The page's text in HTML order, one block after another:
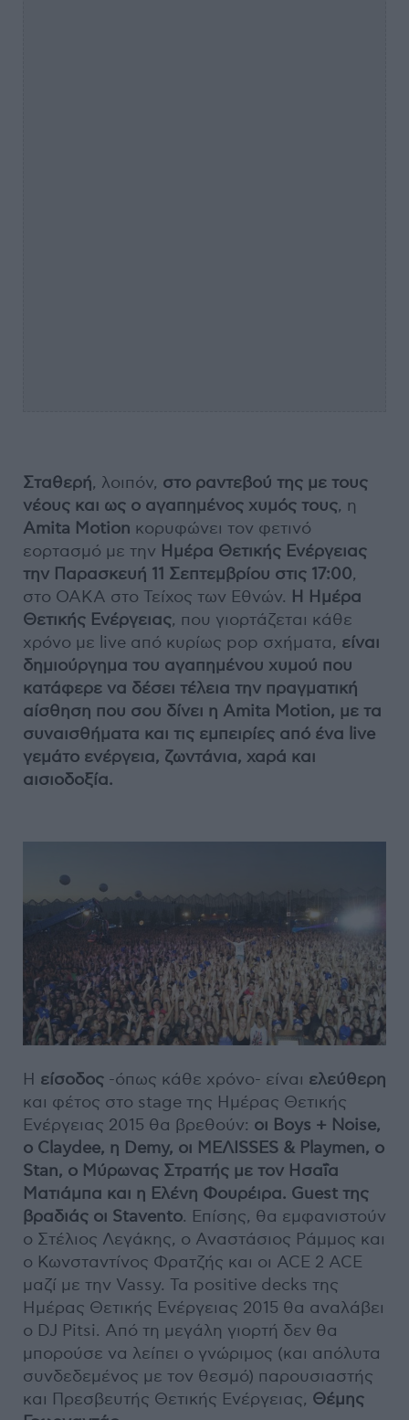
Σταθερή, λοιπόν, στο ραντεβού της με τους
νέους και ως ο αγαπημένος χυμός τους, η
Amita Motion κορυφώνει τον φετινό
εορτασμό με την Ημέρα Θετικής Ενέργειας
την Παρασκευή 11 Σεπτεμβρίου στις 17:00,
στο ΟΑΚΑ στο Τείχος των Εθνών. Η Ημέρα
Θετικής Ενέργειας, που γιορτάζεται κάθε
χρόνο με live από κυρίως pop σχήματα, είναι
δημιούργημα του αγαπημένου χυμού που
κατάφερε να δέσει τέλεια την πραγματική
αίσθηση που σου δίνει η Amita Motion, με τα
συναισθήματα και τις εμπειρίες από ένα live
γεμάτο ενέργεια, ζωντάνια, χαρά και
αισιοδοξία.
Η είσοδος -όπως κάθε χρόνο- είναι ελεύθερη
και φέτος στο stage της Ημέρας Θετικής
Ενέργειας 2015 θα βρεθούν: οι Boys + Noise,
ο Claydee, η Demy, οι ΜΕΛΙSSES & Playmen, ο
Stan, ο Μύρωνας Στρατής με τον Ησαΐα
Ματιάμπα και η Ελένη Φουρέιρα. Guest της
βραδιάς οι Stavento. Επίσης, θα εμφανιστούν
ο Στέλιος Λεγάκης, ο Αναστάσιος Ράμμος και
ο Κωνσταντίνος Φρατζής και οι ACE 2 ACE
μαζί με την Vassy. Τα positive decks της
Ημέρας Θετικής Ενέργειας 2015 θα αναλάβει
o DJ Pitsi. Από τη μεγάλη γιορτή δεν θα
μπορούσε να λείπει ο γνώριμος (και απόλυτα
συνδεδεμένος με τον θεσμό) παρουσιαστής
και Πρεσβευτής Θετικής Ενέργειας, Θέμης